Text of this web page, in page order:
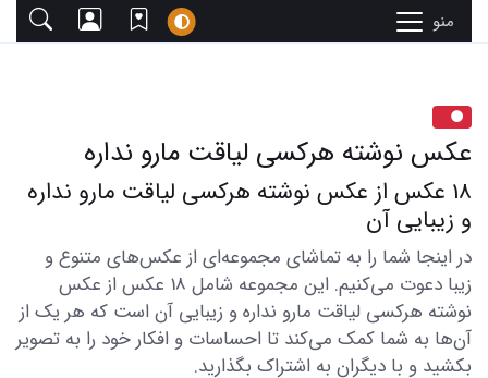
منو
عکس نوشته هرکسی لیاقت مارو نداره
18 عکس از عکس نوشته هرکسی لیاقت مارو نداره
و زیبایی آن
در اینجا شما را به تماشای مجموعه‌ای از عکس‌های متنوع و
زیبا دعوت می‌کنیم. این مجموعه شامل 18 عکس از عکس
نوشته هرکسی لیاقت مارو نداره و زیبایی آن است که هر یک از
آن‌ها به شما کمک می‌کند تا احساسات و افکار خود را به تصویر
بکشید و با دیگران به اشتراک بگذارید.